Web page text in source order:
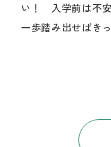
い！ 入学前は不
一歩踏み出せばき